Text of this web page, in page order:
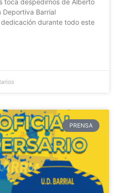
toca despedirnos de Alberto
Deportiva Barrial
durante todo este
PRENSA